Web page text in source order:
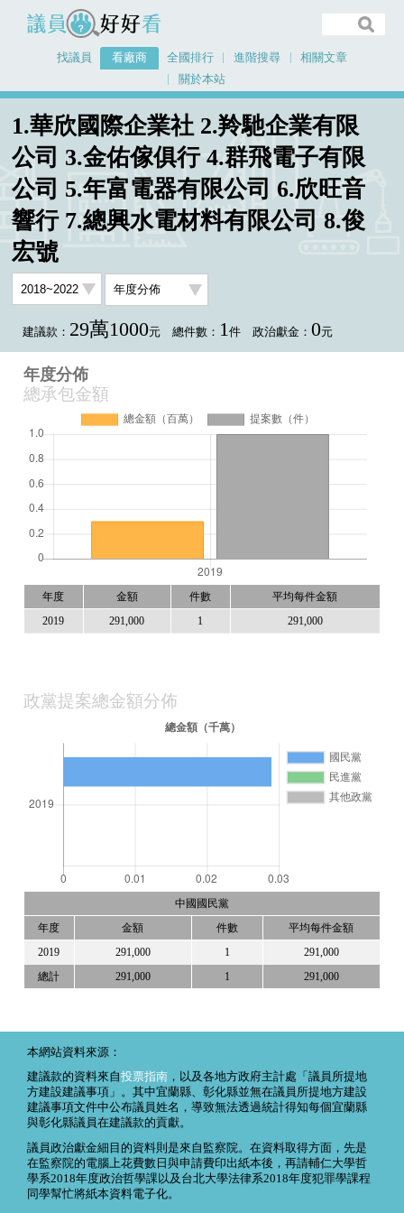
議員好好看
找議員 看廠商 全國排行 進階搜尋
相關文章
關於本站
1.華欣國際企業社 2.羚馳企業有限公司 3.金佑傢俱行 4.群飛電子有限公司 5.年富
電器有限公司 6.欣旺音響行 7.總興水電材料有限公司 8.俊宏號
年度分佈
1.華欣國際企業社 2.羚馳企業有限
公司 3.金佑傢俱行 4.群飛電子有限
公司 5.年富電器有限公司 6.欣旺音
響行 7.總興水電材料有限公司 8.俊
宏號
建議款： 29萬1000元 總件數： 1件 政治獻金： 0元
年度分佈
總承包金額
年度 金額 件數 平均每件金額
2019 291,000 1 291,000
政黨提案總金額分佈
中國國民黨
年度 金額 件數 平均每件金額
2019 291,000 1 291,000
總計 291,000 1 291,000
本網站資料來源：
建議款的資料來自投票指南 ，以及各地方政府主計處「議員所提地
方建設建議事項」。其中宜蘭縣、彰化縣並無在議員所提地方建設
建議事項文件中公布議員姓名，導致無法透過統計得知每個宜蘭縣
與彰化縣議員在建議款的貢獻。
議員政治獻金細目的資料則是來自監察院。在資料取得方面，先是
在監察院的電腦上花費數日與申請費印出紙本後，再請輔仁大學哲
學系2018年度政治哲學課以及台北大學法律系2018年度犯罪學課程
同學幫忙將紙本資料電子化。